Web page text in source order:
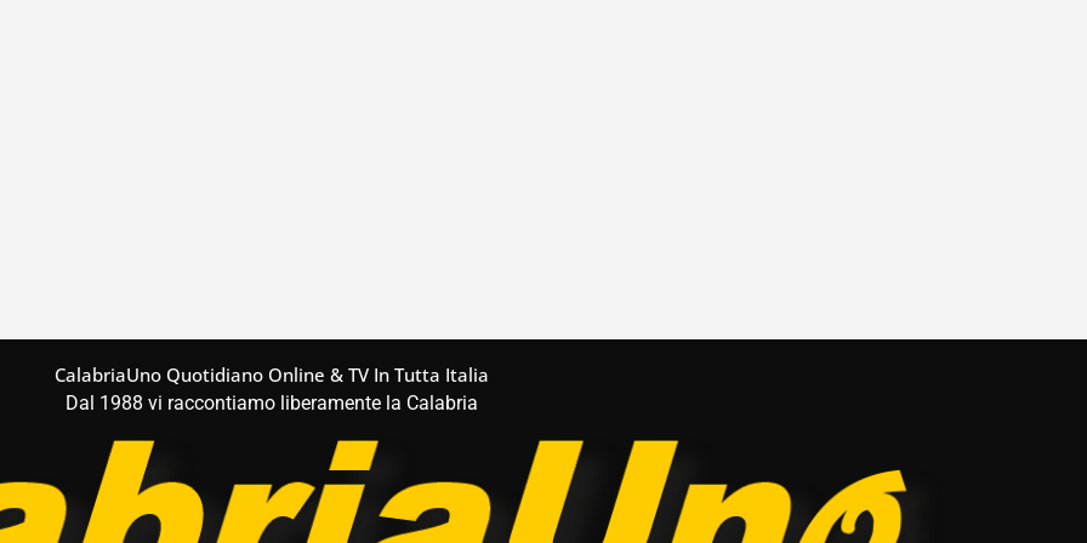
CalabriaUno Quotidiano Online & TV In Tutta Italia
Dal 1988 vi raccontiamo liberamente la Calabria